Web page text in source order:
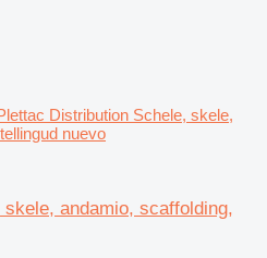
Distribution Schele, skele,
nuevo
andamio, scaffolding,